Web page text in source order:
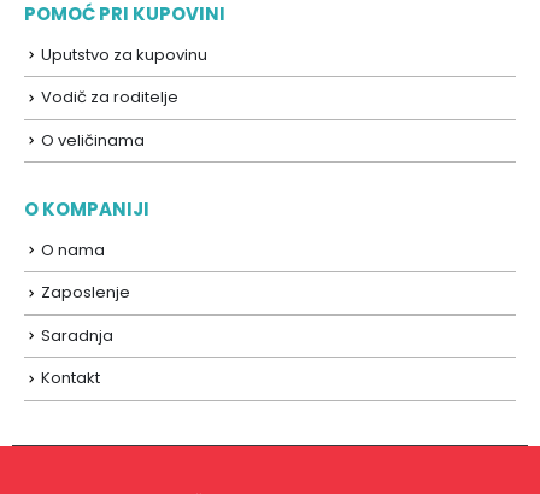
POMOĆ PRI KUPOVINI
Uputstvo za kupovinu
Vodič za roditelje
O veličinama
O KOMPANIJI
O nama
Zaposlenje
Saradnja
Kontakt